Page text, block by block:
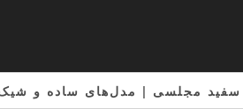
مجلسی | مدل‌های ساده و شیک